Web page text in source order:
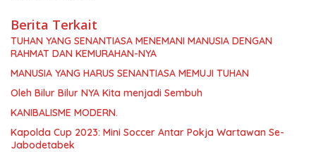
Berita Terkait
TUHAN YANG SENANTIASA MENEMANI MANUSIA DENGAN
RAHMAT DAN KEMURAHAN-NYA
MANUSIA YANG HARUS SENANTIASA MEMUJI TUHAN
Oleh Bilur Bilur NYA Kita menjadi Sembuh
KANIBALISME MODERN.
Kapolda Cup 2023: Mini Soccer Antar Pokja Wartawan Se-
Jabodetabek